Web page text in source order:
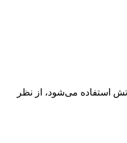
استفاده می‌شود، از نظر